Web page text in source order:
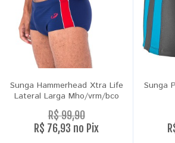
Sunga Hammerhead Xtra Life
Lateral Larga Mho/vrm/bco
R$ 99,90
R$ 76,93 no Pix
Sunga